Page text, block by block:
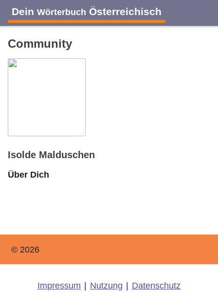
Dein Wörterbuch Österreichisch
Community
Isolde Malduschen
Über Dich
© 2026
Impressum Nutzung Datenschutz